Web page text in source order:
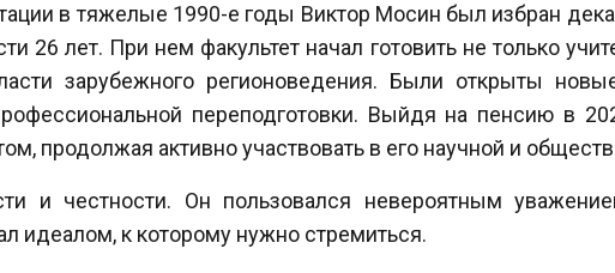
в тяжелые 1990-е годы Виктор Мосин был избран
26 лет. При нем факультет начал готовить не только
зарубежного регионоведения. Были открыты
переподготовки. Выйдя на пенсию в
продолжая активно участвовать в его научной и
и честности. Он пользовался невероятным
идеалом, к которому нужно стремиться.